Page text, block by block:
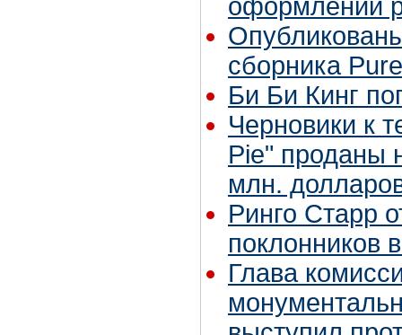
оформлении
сборника
Би Би Кинг
Черновики к
Pie" проданы
млн.
Ринго Старр
поклонников
Глава